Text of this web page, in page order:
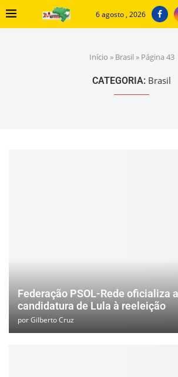
6 agosto , 2026
Início » Brasil » Página 43
CATEGORIA: Brasil
Federação PSOL-Rede oficializa
candidatura de Lula à reeleição
porGilberto Cruz